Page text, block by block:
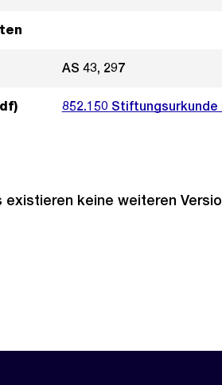
AS 43, 297
852.150
existieren keine weiteren